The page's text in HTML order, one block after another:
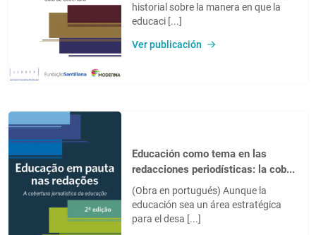
historial sobre la manera en que la
educaci [...]
Ver publicación
Educación como tema en las
redacciones periodísticas: la cob...
(Obra en portugués) Aunque la
educación sea un área estratégica
para el desa [...]